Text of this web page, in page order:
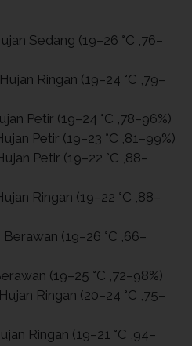
Sedang (19–26 °C ,76–
Ringan (19–24 °C ,79–
Petir (19–24 °C ,78–96%)
Petir (19–23 °C ,81–99%)
Petir (19–22 °C ,88–
Ringan (19–22 °C ,88–
(19–26 °C ,66–
(19–25 °C ,72–98%)
Ringan (20–24 °C ,75–
Ringan (19–21 °C ,94–